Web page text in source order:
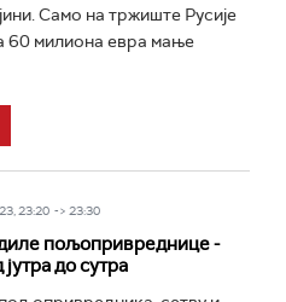
Само на тржиште Русије
60 милиона евра мање
23:20 -> 23:30
пољопривреднице -
до сутра